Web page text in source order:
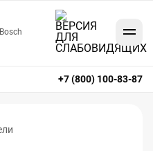
+7 (800) 100-83-87